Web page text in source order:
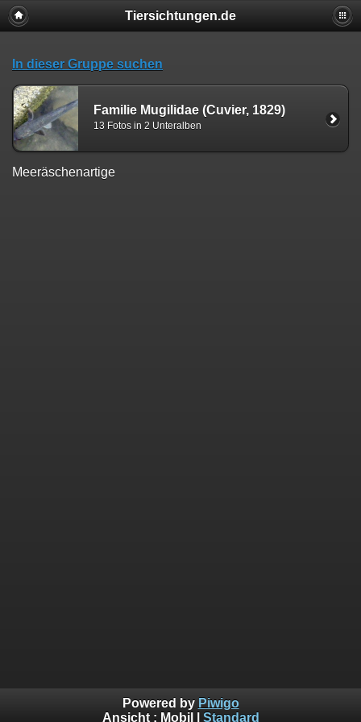
Tiersichtungen.de
In dieser Gruppe suchen
Familie Mugilidae (Cuvier, 1829)
13 Fotos in 2 Unteralben
Meeräschenartige
Powered by Piwigo
Ansicht : Mobil Standard